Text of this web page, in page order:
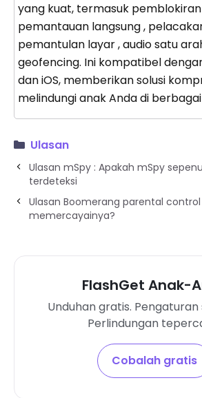
yang kuat, termasuk
pemantauan langsung ,
pemantulan layar , audio satu
geofencing. Ini kompatibel
dan iOS, memberikan solusi
melindungi anak Anda di
Ulasan
Ulasan mSpy : Apakah mSpy
terdeteksi
Ulasan Boomerang parental control
memercayainya?
FlashGet Anak-
Unduhan gratis.
Perlindungan
Cobalah gratis